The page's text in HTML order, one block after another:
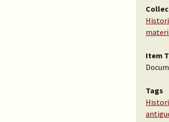
Item
Tags